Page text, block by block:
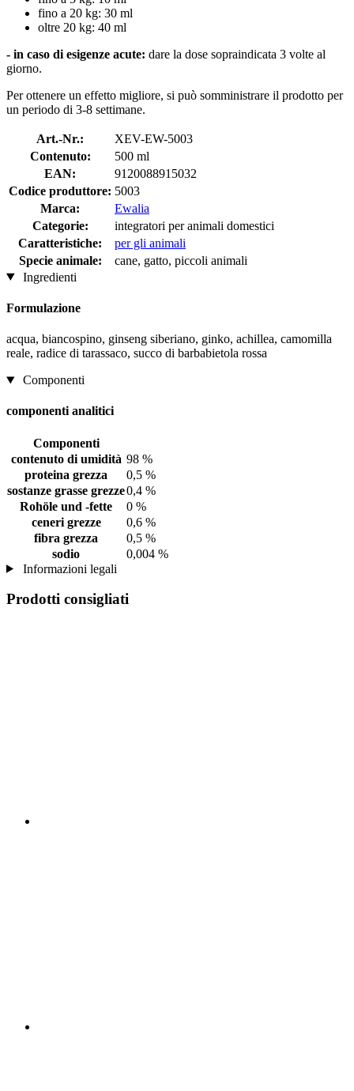
fino a 20 kg: 30 ml
oltre 20 kg: 40 ml
- in caso di esigenze acute: dare la dose sopraindicata 3 volte al
giorno.
Per ottenere un effetto migliore, si può somministrare il prodotto per
un periodo di 3-8 settimane.
Art.-Nr.:
XEV-EW-5003
Contenuto:
500 ml
EAN:
9120088915032
Codice produttore: 5003
Marca:
Ewalia
Categorie:
integratori per animali domestici
Caratteristiche:
per gli animali
Specie animale:
cane, gatto, piccoli animali
Ingredienti
Formulazione
acqua, biancospino, ginseng siberiano, ginko, achillea, camomilla
reale, radice di tarassaco, succo di barbabietola rossa
Componenti
componenti analitici
Componenti
contenuto di umidità 98 %
proteina grezza
0,5 %
sostanze grasse grezze0,4 %
Rohöle und -fette
0 %
ceneri grezze
0,6 %
fibra grezza
0,5 %
sodio
0,004 %
Informazioni legali
Prodotti consigliati